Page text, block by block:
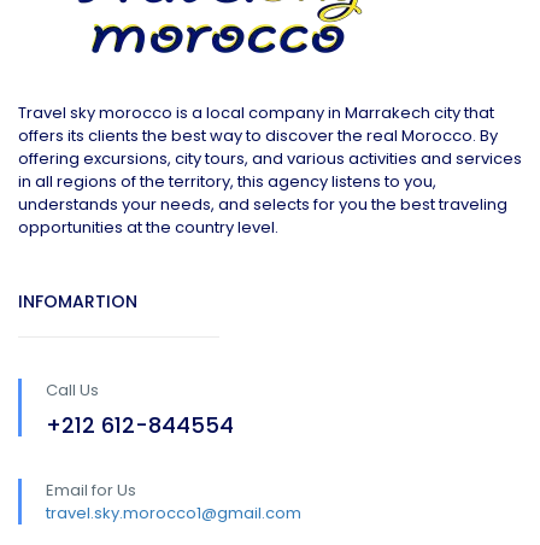
Travel sky morocco is a local company in Marrakech city that
offers its clients the best way to discover the real Morocco. By
offering excursions, city tours, and various activities and services
in all regions of the territory, this agency listens to you,
understands your needs, and selects for you the best traveling
opportunities at the country level.
INFOMARTION
Call Us
+212 612-844554
Email for Us
travel.sky.morocco1@gmail.com